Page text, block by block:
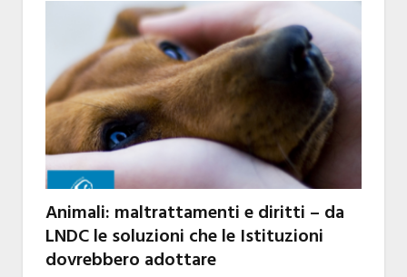
Animali: maltrattamenti e diritti – da
LNDC le soluzioni che le Istituzioni
dovrebbero adottare